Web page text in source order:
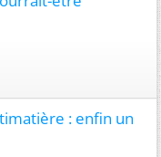
: enfin un